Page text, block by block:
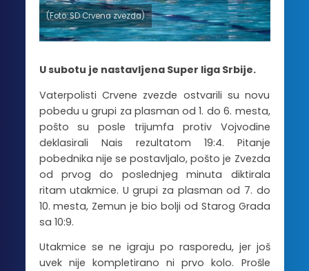
(Foto: SD Crvena zvezda)
U subotu je nastavljena Super liga Srbije.
Vaterpolisti Crvene zvezde ostvarili su novu
pobedu u grupi za plasman od 1. do 6. mesta,
pošto su posle trijumfa protiv Vojvodine
deklasirali Nais rezultatom 19:4. Pitanje
pobednika nije se postavljalo, pošto je Zvezda
od prvog do poslednjeg minuta diktirala
ritam utakmice. U grupi za plasman od 7. do
10. mesta, Zemun je bio bolji od Starog Grada
sa 10:9.
Utakmice se ne igraju po rasporedu, jer još
uvek nije kompletirano ni prvo kolo. Prošle